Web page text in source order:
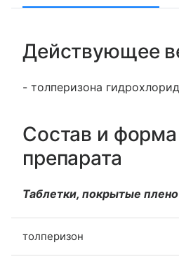
Действующее
- толперизона
Состав и
препарата
Таблетки, покрытые
толперизон